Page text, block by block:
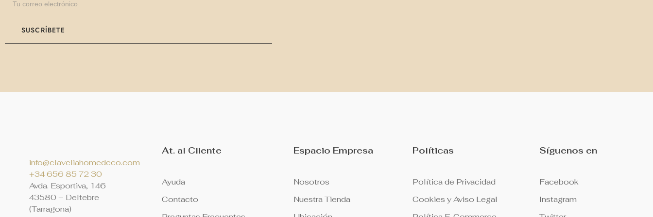
SUSCRÍBETE
info@claveliahomedeco.com
+34 656 85 72 30
Avda. Esportiva, 146
43580 – Deltebre
(Tarragona)
At. al Cliente
Ayuda
Contacto
Espacio Empresa
Nosotros
Nuestra Tienda
Políticas
Política de Privacidad
Cookies y Aviso Legal
Síguenos en
Facebook
Instagram